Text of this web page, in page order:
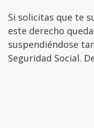
Si solicitas que te
este derecho
suspendiéndose
Seguridad Social.